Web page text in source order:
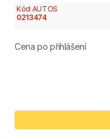
Kód AUTOS
0213474
Cena po přihlášení